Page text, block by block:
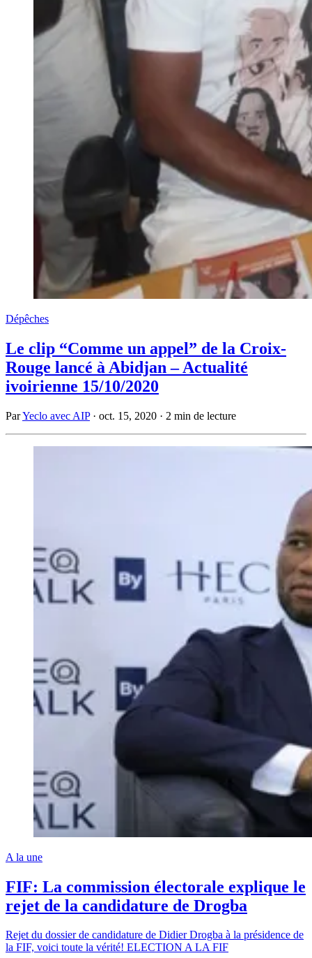
Dépêches
Le clip “Comme un appel” de la Croix-
Rouge lancé à Abidjan – Actualité
ivoirienne 15/10/2020
ParYeclo avec AIP · oct. 15, 2020 · 2 min de lecture
A la une
FIF: La commission électorale explique le
rejet de la candidature de Drogba
Rejet du dossier de candidature de Didier Drogba à la présidence de
la FIF, voici toute la vérité! ELECTION A LA FIF